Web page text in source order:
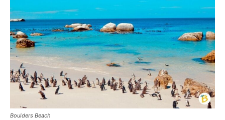
Boulders Beach